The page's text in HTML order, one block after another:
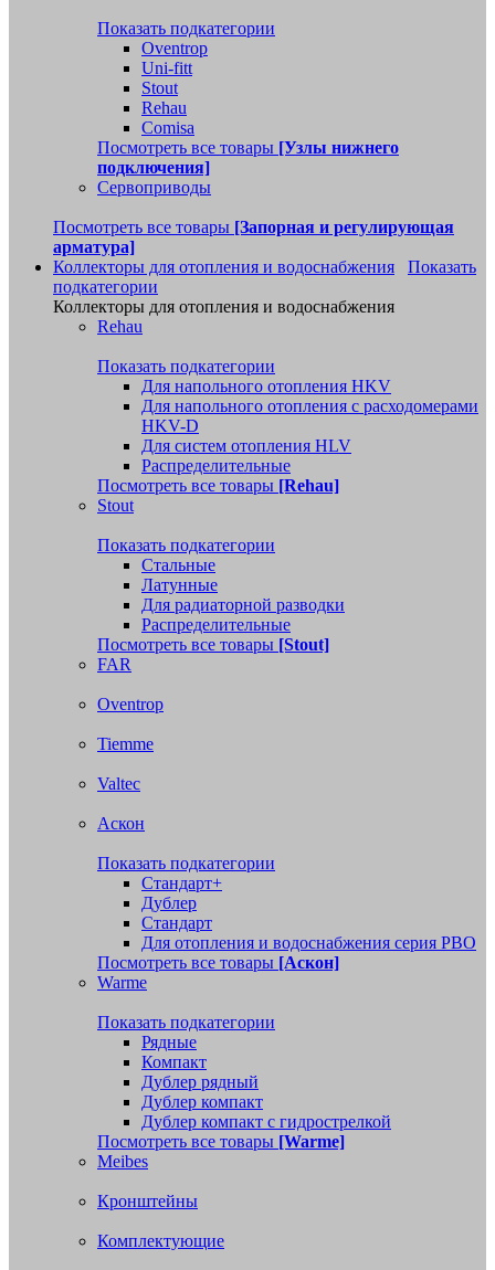
Показать подкатегории
Oventrop
Uni-fitt
Stout
Rehau
Comisa
Посмотреть все товары [Узлы нижнего
подключения]
Сервоприводы
Посмотреть все товары [Запорная и регулирующая
арматура]
Коллекторы для отопления и водоснабжения
Показать
подкатегории
Коллекторы для отопления и водоснабжения
Rehau
Показать подкатегории
Для напольного отопления HKV
Для напольного отопления с расходомерами
HKV-D
Для систем отопления HLV
Распределительные
Посмотреть все товары [Rehau]
Stout
Показать подкатегории
Стальные
Латунные
Для радиаторной разводки
Распределительные
Посмотреть все товары [Stout]
FAR
Oventrop
Tiemme
Valtec
Аскон
Показать подкатегории
Стандарт+
Дублер
Стандарт
Для отопления и водоснабжения серия РВО
Посмотреть все товары [Аскон]
Warme
Показать подкатегории
Рядные
Компакт
Дублер рядный
Дублер компакт
Дублер компакт с гидрострелкой
Посмотреть все товары [Warme]
Meibes
Кронштейны
Комплектующие